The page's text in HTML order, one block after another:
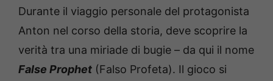
Durante il viaggio personale del protagonista
Anton nel corso della storia, deve scoprire la
verità tra una miriade di bugie – da qui il nome
False Prophet (Falso Profeta). Il gioco si